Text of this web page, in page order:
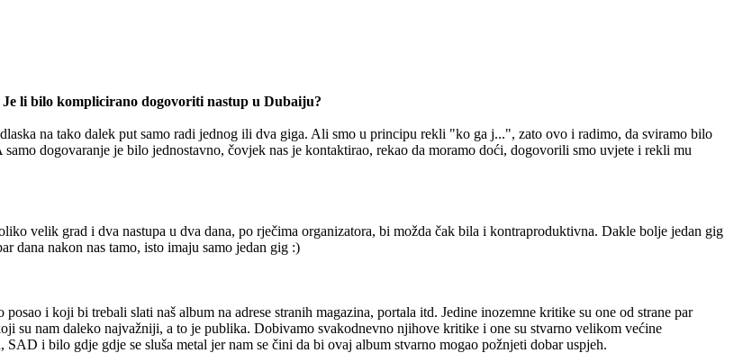
li bilo komplicirano dogovoriti nastup u Dubaiju?
na tako dalek put samo radi jednog ili dva giga. Ali smo u principu rekli "ko ga j...", zato ovo i radimo, da sviramo bilo
dogovaranje je bilo jednostavno, čovjek nas je kontaktirao, rekao da moramo doći, dogovorili smo uvjete i rekli mu
velik grad i dva nastupa u dva dana, po rječima organizatora, bi možda čak bila i kontraproduktivna. Dakle bolje jedan gig
dana nakon nas tamo, isto imaju samo jedan gig :)
i koji bi trebali slati naš album na adrese stranih magazina, portala itd. Jedine inozemne kritike su one od strane par
su nam daleko najvažniji, a to je publika. Dobivamo svakodnevno njihove kritike i one su stvarno velikom većine
i bilo gdje gdje se sluša metal jer nam se čini da bi ovaj album stvarno mogao požnjeti dobar uspjeh.